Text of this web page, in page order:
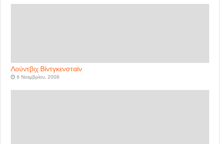
Λούντβιχ Βίντγκενσταϊν
6 Νοεμβρίου, 2008